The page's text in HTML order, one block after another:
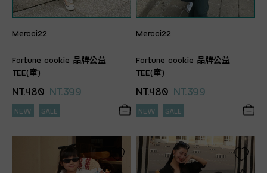
Mercci22
Fortune cookie 品牌公益
TEE(童)
NT.480 NT.399
NEW SALE
Mercci22
Fortune cookie 品牌公益
TEE(童)
NT.480 NT.399
NEW SALE